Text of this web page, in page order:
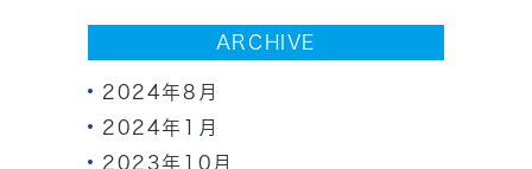
ARCHIVE
2024年8月
2024年1月
2023年10月